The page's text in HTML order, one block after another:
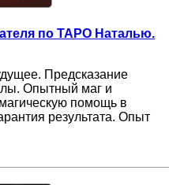
по ТАРО Наталью.
Предсказание
Опытный маг и
помощь в
результата. Опыт